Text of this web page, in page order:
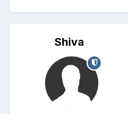
Shiva